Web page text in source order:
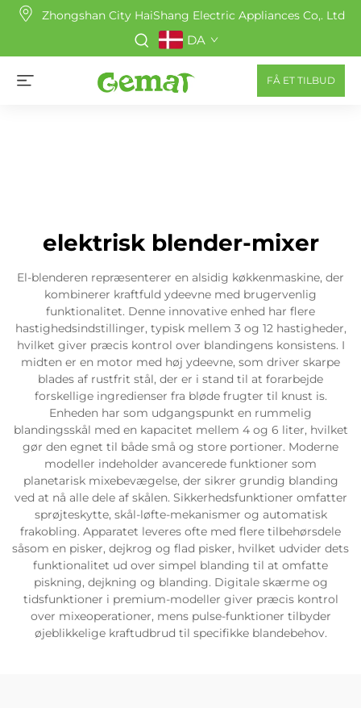
Zhongshan City HaiShang Electric Appliances Co,. Ltd
DA
FÅ ET TILBUD
elektrisk blender-mixer
El-blenderen repræsenterer en alsidig køkkenmaskine, der
kombinerer kraftfuld ydeevne med brugervenlig
funktionalitet. Denne innovative enhed har flere
hastighedsindstillinger, typisk mellem 3 og 12 hastigheder,
hvilket giver præcis kontrol over blandingens konsistens. I
midten er en motor med høj ydeevne, som driver skarpe
blades af rustfrit stål, der er i stand til at forarbejde
forskellige ingredienser fra bløde frugter til knust is.
Enheden har som udgangspunkt en rummelig
blandingsskål med en kapacitet mellem 4 og 6 liter, hvilket
gør den egnet til både små og store portioner. Moderne
modeller indeholder avancerede funktioner som
planetarisk mixebevægelse, der sikrer grundig blanding
ved at nå alle dele af skålen. Sikkerhedsfunktioner omfatter
sprøjteskytte, skål-løfte-mekanismer og automatisk
frakobling. Apparatet leveres ofte med flere tilbehørsdele
såsom en pisker, dejkrog og flad pisker, hvilket udvider dets
funktionalitet ud over simpel blanding til at omfatte
piskning, dejkning og blanding. Digitale skærme og
tidsfunktioner i premium-modeller giver præcis kontrol
over mixeoperationer, mens pulse-funktioner tilbyder
øjeblikkelige kraftudbrud til specifikke blandebehov.